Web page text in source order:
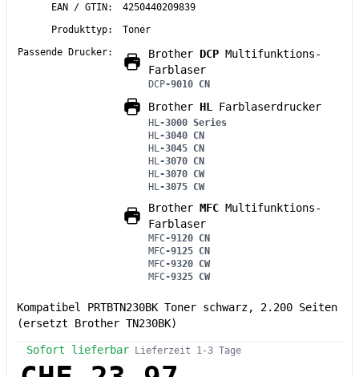
EAN / GTIN:
4250440209839
Produkttyp:
Toner
Passende Drucker:
Brother DCP Multifunktions-
Farblaser
DCP-9010 CN
Brother HL Farblaserdrucker
HL -3000 Series
HL -3040 CN
HL -3045 CN
HL -3070 CN
HL -3070 CW
HL -3075 CW
Brother MFC Multifunktions-
Farblaser
MFC-9120 CN
MFC-9125 CN
MFC-9320 CW
MFC-9325 CW
Kompatibel PRTBTN230BK Toner schwarz, 2.200 Seiten
(ersetzt Brother TN230BK)
Sofort lieferbar Lieferzeit 1-3 Tage